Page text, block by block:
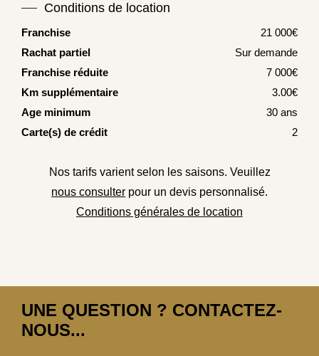
Conditions de location
Franchise
21 000€
Rachat partiel
Sur demande
Franchise réduite
7 000€
Km supplémentaire
3.00€
Age minimum
30 ans
Carte(s) de crédit
2
Nos tarifs varient selon les saisons. Veuillez
nous consulter pour un devis personnalisé.
Conditions générales de location
UNE QUESTION ? CONTACTEZ-
NOUS...